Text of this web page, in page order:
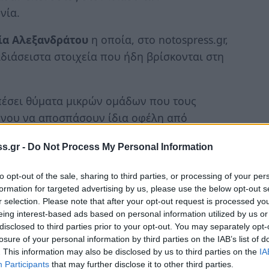
- Do Not Process My Personal Information
opt-out of the sale, sharing to third parties, or processing of your
for targeted advertising by us, please use the below opt-out
selection. Please note that after your opt-out request is processed
interest-based ads based on personal information utilized by us
to third parties prior to your opt-out. You may separately
of your personal information by third parties on the IAB’s list of
This information may also be disclosed by us to third parties on the
Participants that may further disclose it to other third parties.
Αλεξανδράτου η οποία, στο notospress.gr,
στοιχεία που ήδη βρίσκονται στη
θύματα μικρών ομάδων που τους
να αποσπάσουν ίδια οφέλη από
μιας μικρής ομάδας ανθρώπων, που
και η χώρα στερούνται επενδύσεων στον
ότι για τους επενδυτές στη
είναι μονόδρομος και στόχος της
μικρό διάστημα ξεκινά η λειτουργία του
20 περίπου χρόνια καθυστέρηση.